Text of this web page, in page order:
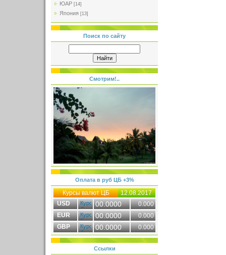
ЮАР [14]
Япония [13]
Поиск по сайту
Смотрим!..
Оплата в руб ЦБ +3%
Курсы валют ЦБ
12.08.2017
USD
00.0000
0.000
EUR
00.0000
0.000
GBP
00.0000 0.000
Ссылки